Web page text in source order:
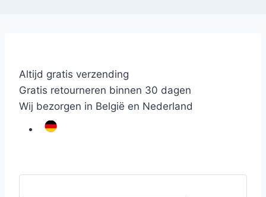
Altijd gratis verzending
Gratis retourneren binnen 30 dagen
Wij bezorgen in België en Nederland